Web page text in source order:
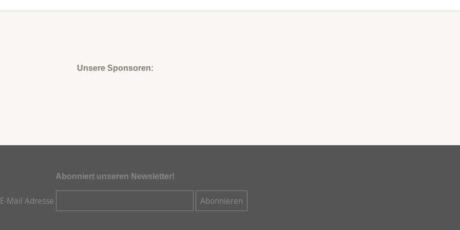
Unsere Sponsoren:
Abonniert unseren Newsletter!
Mail Adresse